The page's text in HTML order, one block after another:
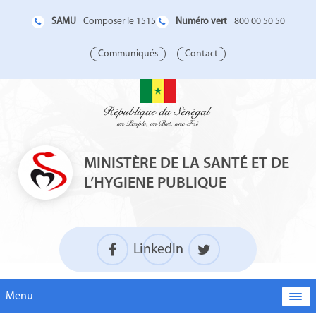
SAMU Composer le 1515 Numéro vert 800 00 50 50
Communiqués Contact
MINISTÈRE DE LA SANTÉ ET DE
L’HYGIENE PUBLIQUE
LinkedIn
Menu